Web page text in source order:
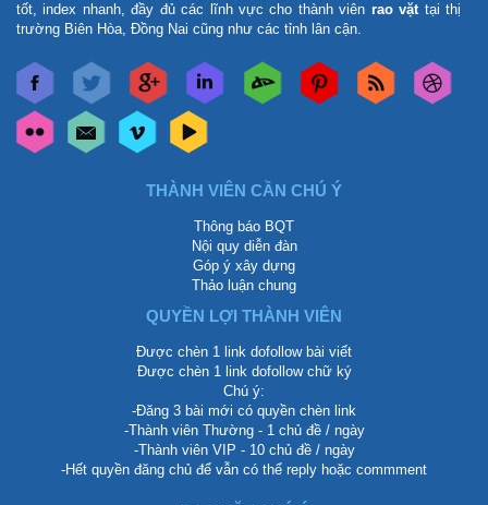
tốt, index nhanh, đầy đủ các lĩnh vực cho thành viên rao vặttại thị
trường Biên Hòa, Đồng Nai cũng như các tỉnh lân cận.
THÀNH VIÊN CẦN CHÚ Ý
Thông báo BQT
Nội quy diễn đàn
Góp ý xây dựng
Thảo luận chung
QUYỀN LỢI THÀNH VIÊN
Được chèn 1 link dofollow bài viết
Được chèn 1 link dofollow chữ ký
Chú ý:
-Đăng 3 bài mới có quyền chèn link
-Thành viên Thường - 1 chủ đề / ngày
-Thành viên VIP - 10 chủ đề / ngày
-Hết quyền đăng chủ để vẫn có thể reply hoặc commment